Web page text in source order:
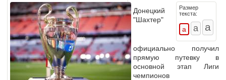
Размер
текста:
Донецкий
"Шахтер"
официально получил
прямую путевку в
основной этап Лиги
чемпионов